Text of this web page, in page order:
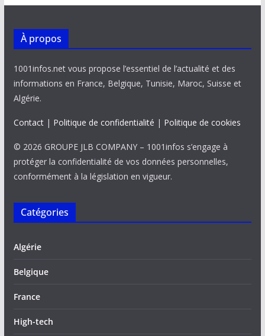
À propos
1001infos.net vous propose l’essentiel de l’actualité et des
informations en France, Belgique, Tunisie, Maroc, Suisse et
Algérie.
Contact| Politique de confidentialité | Politique de cookies
© 2026 GROUPE JLB COMPANY – 1001infos s’engage à
protéger la confidentialité de vos données personnelles,
conformément à la législation en vigueur.
Catégories
Algérie
Belgique
France
High-tech